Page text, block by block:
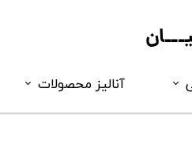
آنالیز محصولات